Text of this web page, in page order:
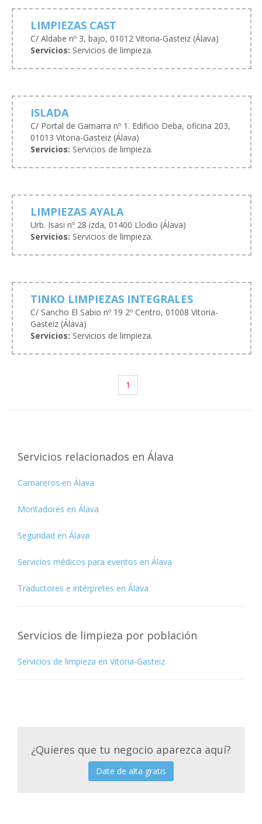
LIMPIEZAS CAST
C/ Aldabe nº 3, bajo, 01012 Vitoria-Gasteiz (Álava)
Servicios: Servicios de limpieza.
ISLADA
C/ Portal de Gamarra nº 1. Edificio Deba, oficina 203,
01013 Vitoria-Gasteiz (Álava)
Servicios: Servicios de limpieza.
LIMPIEZAS AYALA
Urb. Isasi nº 28 izda, 01400 Llodio (Álava)
Servicios: Servicios de limpieza.
TINKO LIMPIEZAS INTEGRALES
C/ Sancho El Sabio nº 19 2º Centro, 01008 Vitoria-
Gasteiz (Álava)
Servicios: Servicios de limpieza.
1
Servicios relacionados en Álava
Camareros en Álava
Montadores en Álava
Seguridad en Álava
Servicios médicos para eventos en Álava
Traductores e intérpretes en Álava
Servicios de limpieza por población
Servicios de limpieza en Vitoria-Gasteiz
¿Quieres que tu negocio aparezca aquí?
Date de alta gratis